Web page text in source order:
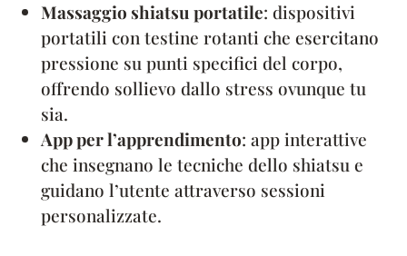
Massaggio shiatsu portatile: dispositivi
portatili con testine rotanti che esercitano
pressione su punti specifici del corpo,
offrendo sollievo dallo stress ovunque tu
sia.
App per l’apprendimento: app interattive
che insegnano le tecniche dello shiatsu e
guidano l’utente attraverso sessioni
personalizzate.